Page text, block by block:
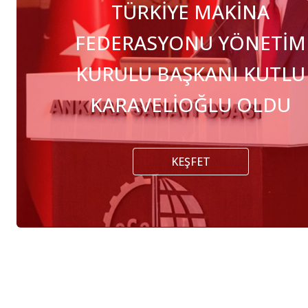
TÜRKİYE MAKİNA
FEDERASYONU YÖNETİM
KURULU BAŞKANI KUTLU
KARAVELİOĞLU OLDU
KEŞFET